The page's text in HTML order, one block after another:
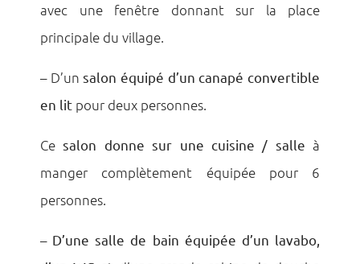
avec une fenêtre donnant sur la place
principale du village.
– D’un salon équipé d’un canapé convertible
en lit pour deux personnes.
Ce salon donne sur une cuisine / salle à
manger complètement équipée pour 6
personnes.
– D’une salle de bain équipée d’un lavabo,